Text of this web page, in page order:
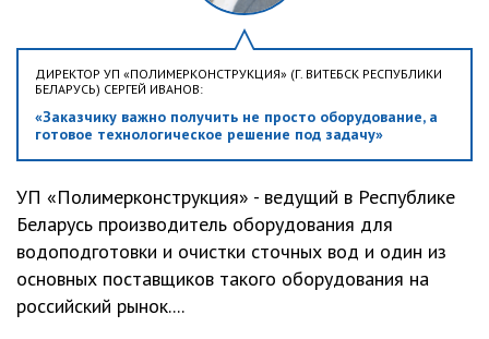
ДИРЕКТОР УП «ПОЛИМЕРКОНСТРУКЦИЯ» (Г. ВИТЕБСК РЕСПУБЛИКИ
БЕЛАРУСЬ) СЕРГЕЙ ИВАНОВ:
«Заказчику важно получить не просто оборудование, а
готовое технологическое решение под задачу»
УП «Полимерконструкция» - ведущий в Республике
Беларусь производитель оборудования для
водоподготовки и очистки сточных вод и один из
основных поставщиков такого оборудования на
российский рынок....